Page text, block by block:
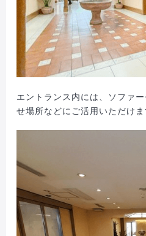
エントランス内には、ソファ
せ場所などにご活用いただけま